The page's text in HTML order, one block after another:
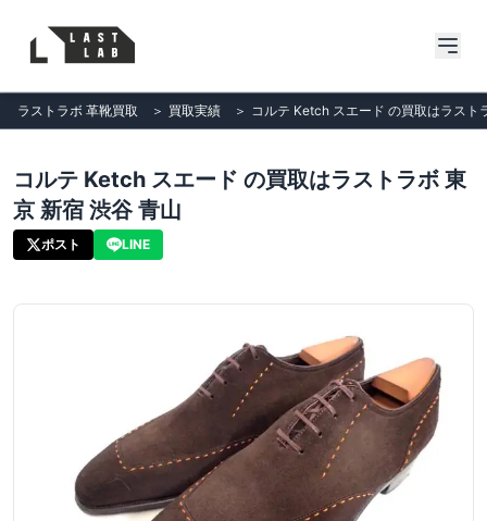
ラストラボ 革靴買取 ＞ 買取実績 ＞ コルテ Ketch スエード の買取はラスト
コルテ Ketch スエード の買取はラストラボ 東
京 新宿 渋谷 青山
ポスト LINE